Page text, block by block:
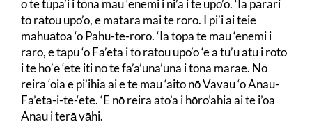
o te tūpa’i i tōna mau ‘enemi i ni’a i te upo’o. ‘Ia pārari
tō rātou upo’o, e matara mai te roro. I pi’i ai teie
mahuātoa ‘o Pahu-te-roro. ‘Ia topa te mau ‘enemi i
raro, e tāpū ‘o Fa’eta i tō rātou upo’o ‘e a tu’u atu i roto
i te hō’ē ‘ete iti nō te fa’a’una’una i tōna marae. Nō
reira ‘oia e pi’ihia ai e te mau ‘aito nō Vavau ‘o Anau-
Fa’eta-i-te-‘ete. ‘E nō reira ato’a i hōro’ahia ai te i’oa
Anau i terā vāhi.